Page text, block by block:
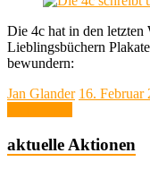
Die 4c hat in den letzten
Lieblingsbüchern
bewundern:
Jan Glander 16. Februar
aktuelle Aktionen